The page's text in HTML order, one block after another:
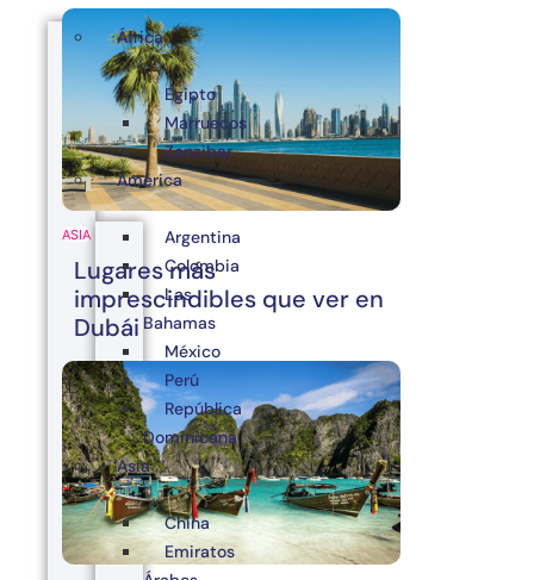
ASIA
Lugares más
imprescindibles que ver en
Dubái
África
Egipto
Marruecos
Zanzibar
América
Argentina
Colombia
Las
Bahamas
México
Perú
República
Dominicana
Asia
China
Emiratos